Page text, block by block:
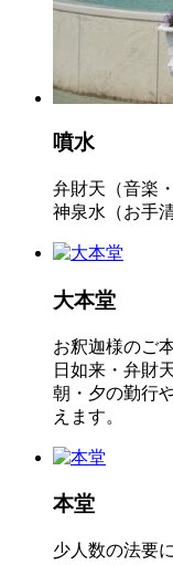
噴水
弁財天（音楽
神泉水（お手
大本堂
お釈迦様のご
日如来・弁財
朝・夕の勤行
えます。
本堂
少人数の法要